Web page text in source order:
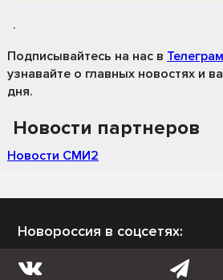
.
Подписывайтесь на нас в
узнавайте о главных новостях и
дня.
Новости партнеров
Новости СМИ2
Новороссия в соцсетях: